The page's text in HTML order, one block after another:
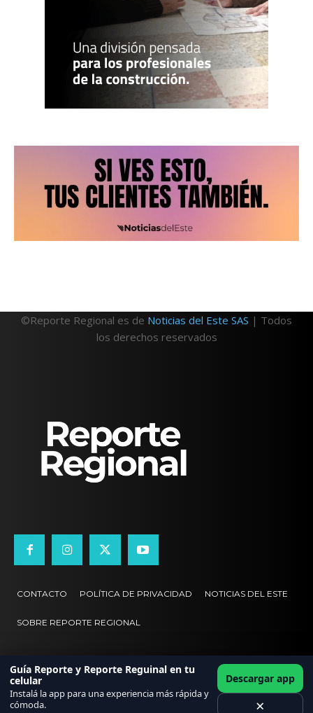
©Reporte Regional es de Noticias del Este SAS | Todos
los derechos reservados
CONTACTO POLÍTICA DE PRIVACIDAD NOTICIAS DEL ESTE
SOBRE REPORTE REGIONAL
Guía Reporte y Reporte Reguinal en tu
celular
Instalá la app para una experiencia más rápida y
cómoda.
Descargar app
×